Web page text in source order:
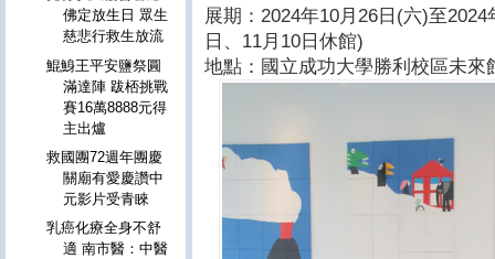
展期：2024年10月26日(六)至
日、11月10日休館)
地點：國立成功大學勝利校區未來
佛定放生日 眾生
慈悲行救生放流
鯤鯓王平安鹽祭圓
滿達陣 跋桮挑戰
賽16萬8888元得
主出爐
救國團72週年團慶
關廟有愛慶讚中
元影片受青睞
乳癌化療全身不舒
適 南市醫：中醫